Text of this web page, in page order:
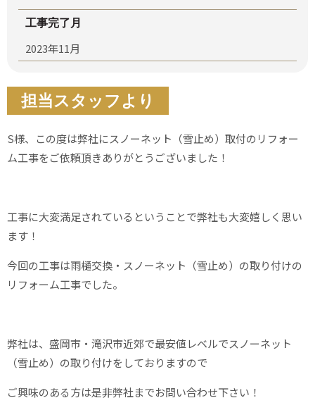
工事完了月
2023年11月
担当スタッフより
S様、この度は弊社にスノーネット（雪止め）取付のリフォー
ム工事をご依頼頂きありがとうございました！
工事に大変満足されているということで弊社も大変嬉しく思い
ます！
今回の工事は雨樋交換・スノーネット（雪止め）の取り付けの
リフォーム工事でした。
弊社は、盛岡市・滝沢市近郊で最安値レベルでスノーネット
（雪止め）の取り付けをしておりますので
ご興味のある方は是非弊社までお問い合わせ下さい！